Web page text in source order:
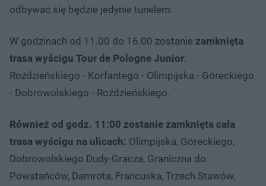
odbywać się będzie jedynie tunelem.
W godzinach od 11.00 do 16.00 zostanie zamknięta
trasa wyścigu Tour de Pologne Junior:
Roździeńskiego - Korfantego - Olimpijska - Góreckiego
- Dobrowolskiego - Roździeńskiego.
Również od godz. 11:00 zostanie zamknięta cała
trasa wyścigu na ulicach: Olimpijska, Góreckiego,
Dobrowolskiego Dudy-Gracza, Graniczna do
Powstańców, Damrota, Francuska, Trzech Stawów,